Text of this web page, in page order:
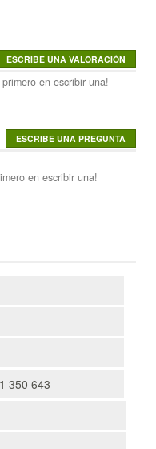
en escribir una!
en escribir una!
350 643